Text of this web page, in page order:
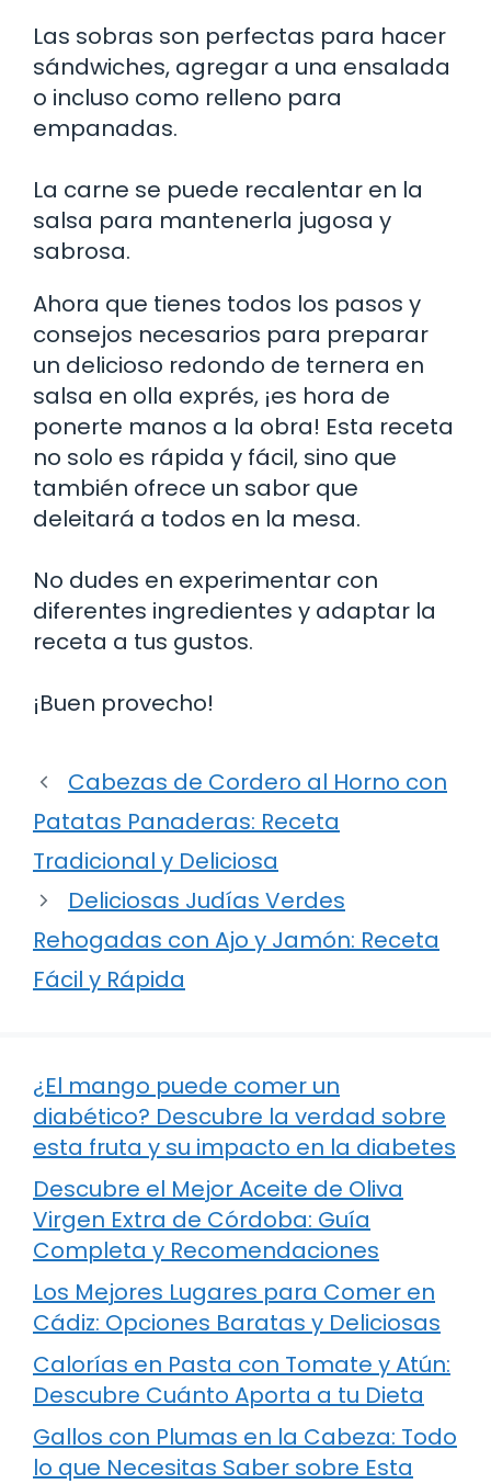
Las sobras son perfectas para hacer
sándwiches, agregar a una ensalada
o incluso como relleno para
empanadas.
La carne se puede recalentar en la
salsa para mantenerla jugosa y
sabrosa.
Ahora que tienes todos los pasos y
consejos necesarios para preparar
un delicioso redondo de ternera en
salsa en olla exprés, ¡es hora de
ponerte manos a la obra! Esta receta
no solo es rápida y fácil, sino que
también ofrece un sabor que
deleitará a todos en la mesa.
No dudes en experimentar con
diferentes ingredientes y adaptar la
receta a tus gustos.
¡Buen provecho!
Cabezas de Cordero al Horno con
Patatas Panaderas: Receta
Tradicional y Deliciosa
Deliciosas Judías Verdes
Rehogadas con Ajo y Jamón: Receta
Fácil y Rápida
¿El mango puede comer un
diabético? Descubre la verdad sobre
esta fruta y su impacto en la diabetes
Descubre el Mejor Aceite de Oliva
Virgen Extra de Córdoba: Guía
Completa y Recomendaciones
Los Mejores Lugares para Comer en
Cádiz: Opciones Baratas y Deliciosas
Calorías en Pasta con Tomate y Atún:
Descubre Cuánto Aporta a tu Dieta
Gallos con Plumas en la Cabeza: Todo
lo que Necesitas Saber sobre Esta